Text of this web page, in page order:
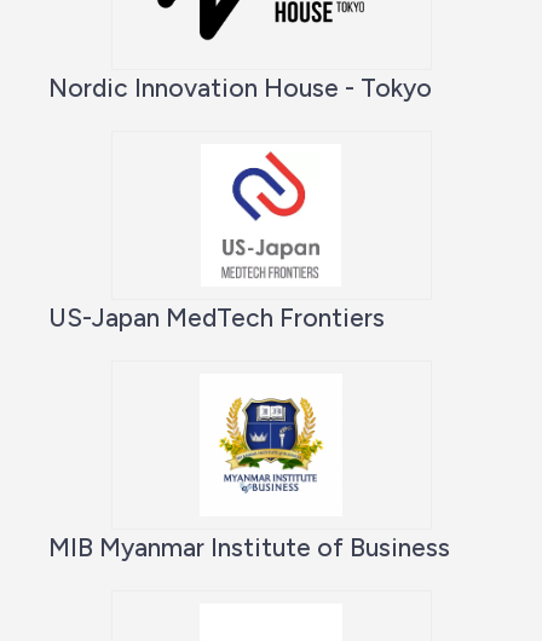
Nordic Innovation House - Tokyo
US-Japan MedTech Frontiers
MIB Myanmar Institute of Business